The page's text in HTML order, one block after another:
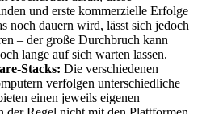
und erste kommerzielle Erfolge
noch dauern wird, lässt sich jedoch
– der große Durchbruch kann
lange auf sich warten lassen.
Stacks: Die verschiedenen
verfolgen unterschiedliche
einen jeweils eigenen